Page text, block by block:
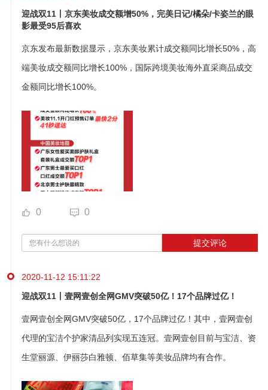
迎战双11丨京东美妆成交额增50%，完美日记/橘朵/卡姿兰的眼
影最受95后喜欢
京东发布最新数据显示，京东美妆累计成交额同比增长50%，高
端美妆成交额同比增长100%，国际跨境美妆海外直采商品成交
金额同比增长100%。
0 0
提交评论
2020-11-12 15:11:22
迎战双11丨壹网壹创全网GMV突破50亿！17个品牌过亿！
壹网壹创全网GMV突破50亿，17个品牌过亿！其中，壹网壹创
代理的宝洁个护家清品列实现五连冠。壹网壹创目前与宝洁、资
生堂丽源、伊丽莎白雅顿、佰草集等美妆品牌均有合作。